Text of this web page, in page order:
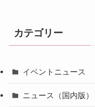
カテゴリー
イベントニュース
ニュース（国内版）